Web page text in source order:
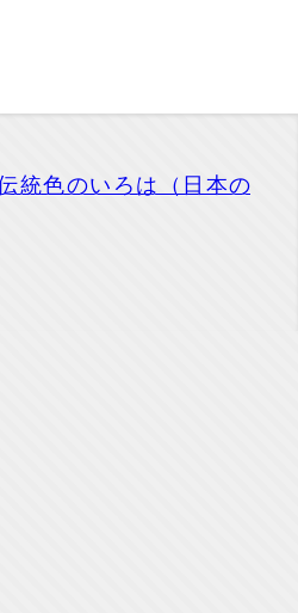
統色のいろは（日本の